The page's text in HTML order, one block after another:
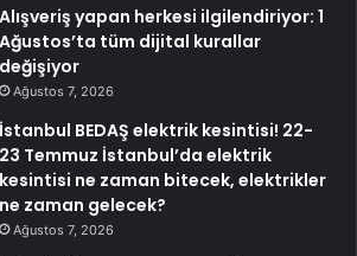
Alışveriş yapan herkesi ilgilendiriyor: 1
Ağustos’ta tüm dijital kurallar
değişiyor
Ağustos 7, 2026
İstanbul BEDAŞ elektrik kesintisi! 22-
23 Temmuz İstanbul’da elektrik
kesintisi ne zaman bitecek, elektrikler
ne zaman gelecek?
Ağustos 7, 2026